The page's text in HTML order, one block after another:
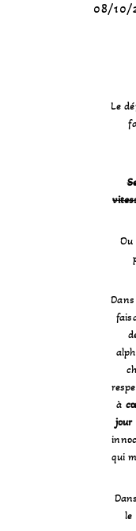
08/10/
Le
à
jour
qui
le